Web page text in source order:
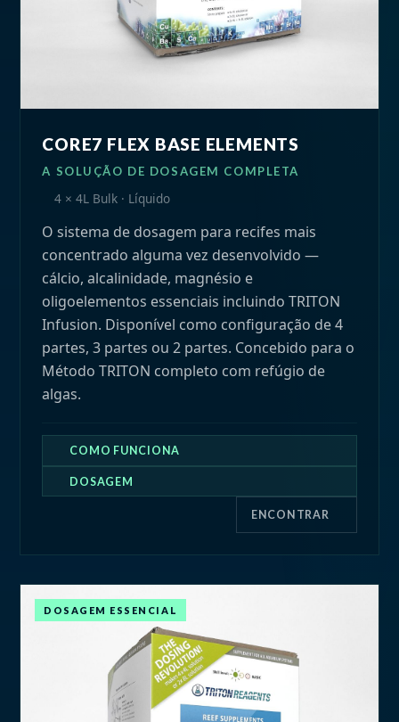
CORE7 FLEX BASE ELEMENTS
A SOLUÇÃO DE DOSAGEM COMPLETA
4 × 4L Bulk · Líquido
O sistema de dosagem para recifes mais
concentrado alguma vez desenvolvido —
cálcio, alcalinidade, magnésio e
oligoelementos essenciais incluindo TRITON
Infusion. Disponível como configuração de 4
partes, 3 partes ou 2 partes. Concebido para o
Método TRITON completo com refúgio de
algas.
COMO FUNCIONA
DOSAGEM
ENCONTRAR
COMO FUNCIONA
Core7 Flex Base Elements é a próxima geração
de soluções de dosagem para aquários de
recife — a formulação mais concentrada
alguma vez desenvolvida. Fornece cálcio,
alcalinidade, magnésio e oligoelementos
DOSAGEM & CONFIGURAÇÃO
Escolha a configuração que corresponde à
sua bomba doseadora:
4 PARTES RECOMENDADO
Componentes 1, 2, 3a, 3b — melhor
DOSAGEM ESSENCIAL